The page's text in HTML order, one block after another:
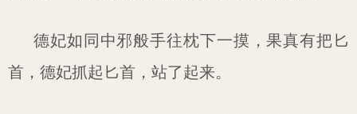
德妃如同中邪般手往枕下一摸，果真有把匕
首，德妃抓起匕首，站了起来。